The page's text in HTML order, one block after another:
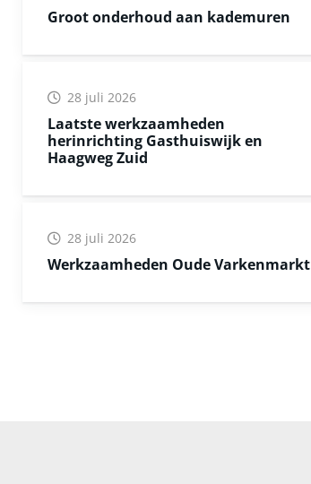
Groot onderhoud aan kademuren
Laatste werkzaamheden
herinrichting Gasthuiswijk en
Haagweg Zuid
28 juli 2026
Werkzaamheden Oude Varkenmarkt
28 juli 2026